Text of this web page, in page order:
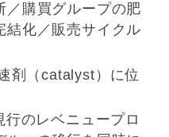
／購買グループの肥
結化／販売サイクル
剤（catalyst）に位
行のレベニュープロ